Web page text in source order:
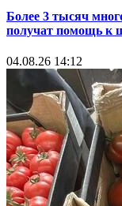
Более 3 тысяч
получат помощь к
04.08.26 14:12